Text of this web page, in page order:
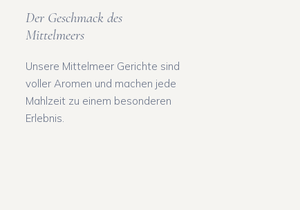
Der Geschmack des
Mittelmeers
Unsere Mittelmeer Gerichte sind
voller Aromen und machen jede
Mahlzeit zu einem besonderen
Erlebnis.